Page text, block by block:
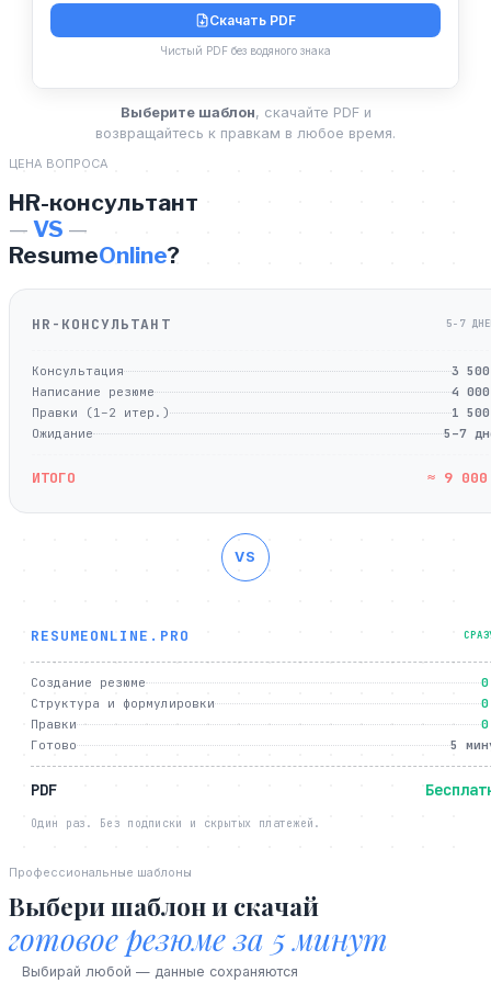
Скачать PDF
Чистый PDF без водяного знака
Выберите шаблон, скачайте PDF и
возвращайтесь к правкам в любое время.
ЦЕНА ВОПРОСА
HR-консультант
— VS —
ResumeOnline?
HR-КОНСУЛЬТАНТ 5-7
Консультация
3
Написание резюме
4
Правки (1–2 итер.)
1
Ожидание
5–7
ИТОГО ≈ 9
VS
RESUMEONLINE.PRO
Создание резюме
Структура и формулировки
Правки
Готово
5
PDF
Один раз. Без подписки и скрытых платежей.
Профессиональные шаблоны
Выбери шаблон и скачай
готовое резюме за 5 минут
Выбирай любой — данные сохраняются